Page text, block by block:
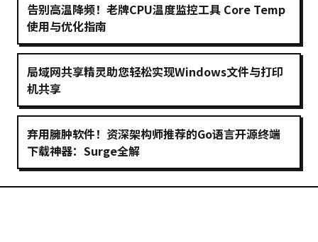
告别高温降频！老牌CPU温度监控工具 Core Temp
使用与优化指南
局域网共享精灵助您轻松实现Windows文件与打印
机共享
弃用臃肿软件！资深架构师推荐的Go语言开源终端
下载神器：Surge全解